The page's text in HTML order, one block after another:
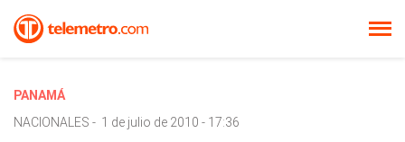
PANAMÁ
NACIONALES - 1 de julio de 2010 - 17:36